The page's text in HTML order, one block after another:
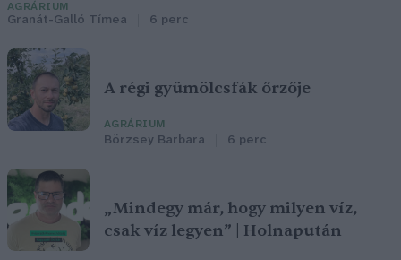
AGRÁRIUM
Granát-Galló Tímea 6 perc
A régi gyümölcsfák őrzője
AGRÁRIUM
Börzsey Barbara 6 perc
„Mindegy már, hogy milyen víz,
csak víz legyen” | Holnapután